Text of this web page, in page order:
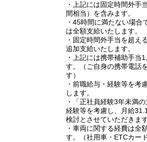
・上記には固定時間外手
間相当）を含みます。
・45時間に満たない場合
は全額支給いたします。
・固定時間外手当を超え
追加支給いたします。
・上記には携帯補助手当
す。（ご自身の携帯電話
す）
・前職給与・経験等を考
します。
・「正社員経験3年未満
経験等を考慮し、月給
検討とさせていただきます
・車両に関する経費は全
す。（社用車・ETCカー